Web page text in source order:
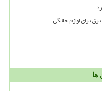
برای لوازم خانگی
ها